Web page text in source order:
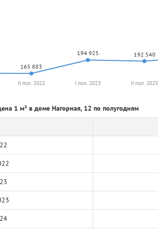
165 883
194 925 192 540
II пол. 2022 I пол. 2023 II пол. 2023
1 м² в доме Нагорная, 12 по полугодиям